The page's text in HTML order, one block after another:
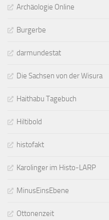
Archäologie Online
Burgerbe
darmundestat
Die Sachsen von der Wisura
Haithabu Tagebuch
Hiltibold
histofakt
Karolinger im Histo-LARP
MinusEinsEbene
Ottonenzeit